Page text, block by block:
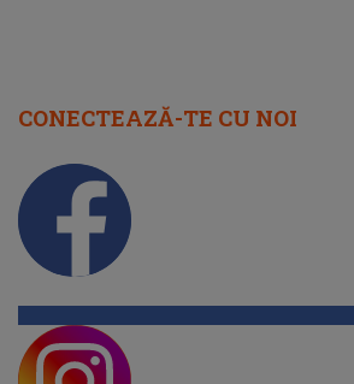
CONECTEAZĂ-TE CU NOI